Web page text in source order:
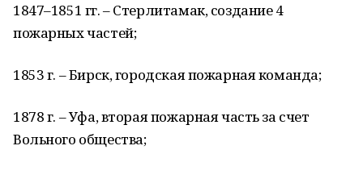
1847–1851 гг. – Стерлитамак, создание 4
пожарных частей;
1853 г. – Бирск, городская пожарная команда;
1878 г. – Уфа, вторая пожарная часть за счет
Вольного общества;